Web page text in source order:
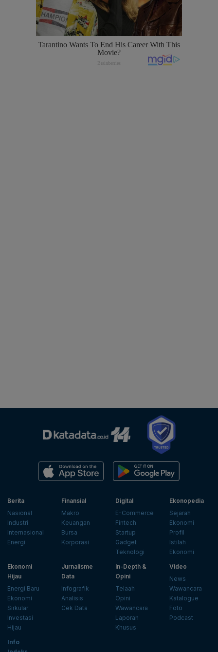
Berita
Nasional
Industri
Internasional
Energi
Finansial
Makro
Keuangan
Bursa
Korporasi
Digital
E-Commerce
Fintech
Startup
Gadget
Teknologi
Ekonopedia
Sejarah
Ekonomi
Profil
Istilah
Ekonomi
Ekonomi
Hijau
Energi Baru
Ekonomi
Sirkular
Investasi
Hijau
Jurnalisme
Data
Infografik
Analisis
Cek Data
In-Depth &
Opini
Telaah
Opini
Wawancara
Laporan
Khusus
Video
News
Wawancara
Katalogue
Foto
Podcast
Info